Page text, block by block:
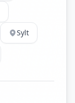
Sylt